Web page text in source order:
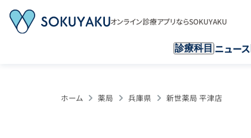
オンライン診療アプリならSOKUYAKU
診療科目 ニュース
ホーム 薬局 兵庫県 新世薬局 平津店